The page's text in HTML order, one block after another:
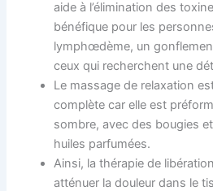
aide à l’élimination des
bénéfique pour les
lymphœdème, un
ceux qui recherchent une
Le massage de relaxation
complète car elle est
sombre, avec des bougies
huiles parfumées.
Ainsi, la thérapie de
atténuer la douleur dans le